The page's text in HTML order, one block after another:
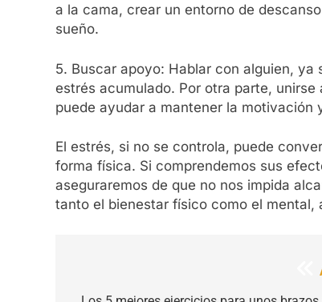
a la cama, crear un entorno de
sueño.
5. Buscar apoyo: Hablar con alguien,
estrés acumulado. Por otra parte,
puede ayudar a mantener la motivación
El estrés, si no se controla, puede
forma física. Si comprendemos sus
aseguraremos de que no nos impida
tanto el bienestar físico como el mental,